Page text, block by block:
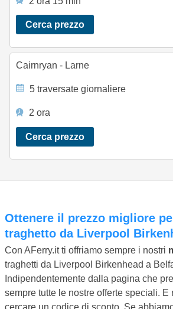
Cerca prezzo
Cairnryan - Larne
5 traversate giornaliere
2 ora
Cerca prezzo
Ottenere il prezzo migliore per il tuo
traghetto da Liverpool
Con AFerry.it ti offriamo sempre i nostri
traghetti da Liverpool Birkenhead a
Indipendentemente dalla pagina che
sempre tutte le nostre offerte speciali. E
cercare un codice di sconto. Se